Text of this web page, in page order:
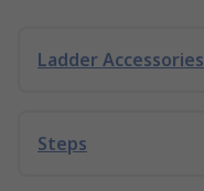
Ladder Accessories
Steps